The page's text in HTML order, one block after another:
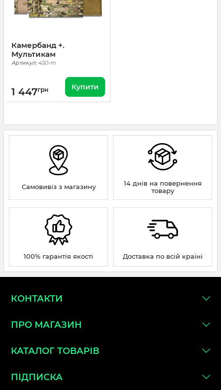
Камербанд +.
Мультикам
Артикул:450-m
1 447грн Купити
Самовивіз з магазину
14 днів на повернення
товару
100% гарантія якості Доставка по всій країні
КОНТАКТИ
ПРО МАГАЗИН
КАТАЛОГ ТОВАРІВ
ПІДПИСКА